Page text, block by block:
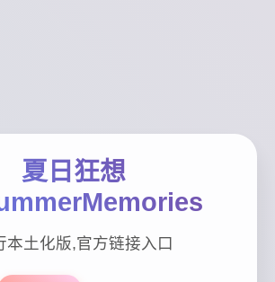
夏日狂想
本土化版,官方链接入口